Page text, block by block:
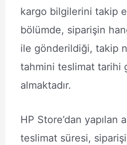
kargo bilgilerini takip
bölümde, siparişin
ile gönderildiği, takip
tahmini teslimat tarihi
almaktadır.
HP Store’dan yapılan
teslimat süresi,